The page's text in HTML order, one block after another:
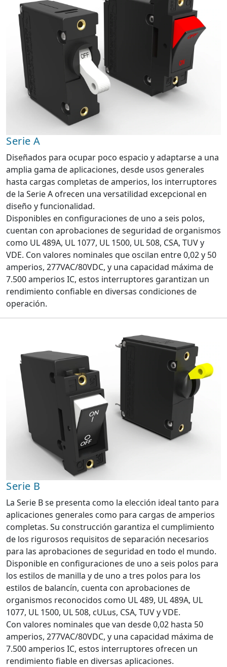
Serie A
Diseñados para ocupar poco espacio y adaptarse a una
amplia gama de aplicaciones, desde usos generales
hasta cargas completas de amperios, los interruptores
de la Serie A ofrecen una versatilidad excepcional en
diseño y funcionalidad.
Disponibles en configuraciones de uno a seis polos,
cuentan con aprobaciones de seguridad de organismos
como UL 489A, UL 1077, UL 1500, UL 508, CSA, TUV y
VDE. Con valores nominales que oscilan entre 0,02 y 50
amperios, 277VAC/80VDC, y una capacidad máxima de
7.500 amperios IC, estos interruptores garantizan un
rendimiento confiable en diversas condiciones de
operación.
Serie B
La Serie B se presenta como la elección ideal tanto para
aplicaciones generales como para cargas de amperios
completas. Su construcción garantiza el cumplimiento
de los rigurosos requisitos de separación necesarios
para las aprobaciones de seguridad en todo el mundo.
Disponible en configuraciones de uno a seis polos para
los estilos de manilla y de uno a tres polos para los
estilos de balancín, cuenta con aprobaciones de
organismos reconocidos como UL 489, UL 489A, UL
1077, UL 1500, UL 508, cULus, CSA, TUV y VDE.
Con valores nominales que van desde 0,02 hasta 50
amperios, 277VAC/80VDC, y una capacidad máxima de
7.500 amperios IC, estos interruptores ofrecen un
rendimiento fiable en diversas aplicaciones.